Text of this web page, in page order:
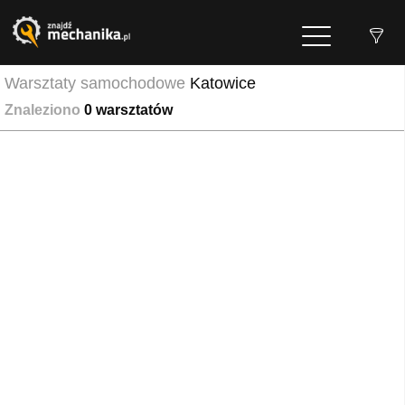
Warsztaty samochodowe Katowice
Znaleziono 0 warsztatów